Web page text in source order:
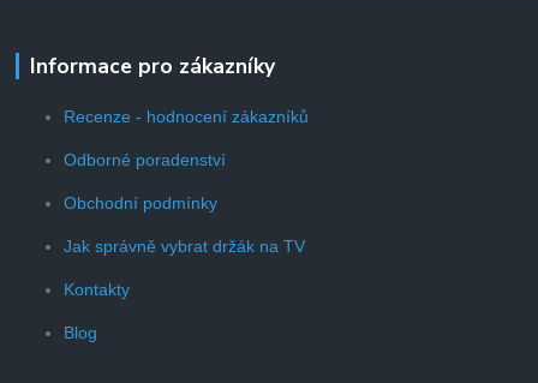
Informace pro zákazníky
Recenze - hodnocení zákazníků
Odborné poradenství
Obchodní podmínky
Jak správně vybrat držák na TV
Kontakty
Blog